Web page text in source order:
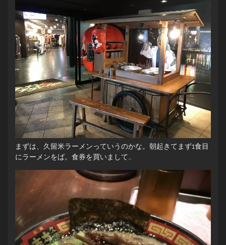
まずは、久留米ラーメンっていうのかな。朝起きてまず1食目
にラーメンをば。食券を買いまして…